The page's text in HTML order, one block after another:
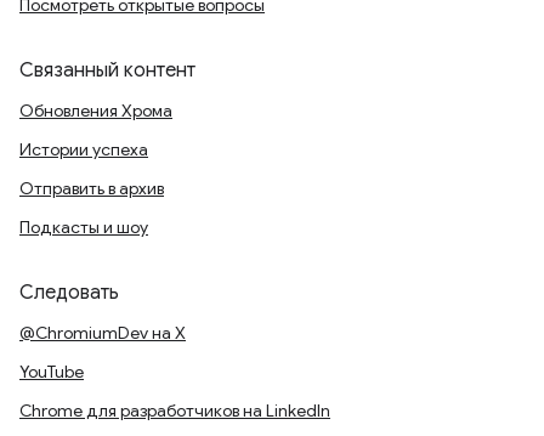
Посмотреть открытые вопросы
Связанный контент
Обновления Хрома
Истории успеха
Отправить в архив
Подкасты и шоу
Следовать
@ChromiumDev на X
YouTube
Chrome для разработчиков на LinkedIn